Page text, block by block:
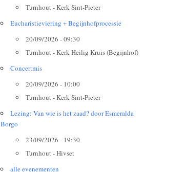
Turnhout - Kerk Sint-Pieter
Eucharistieviering + Begijnhofprocessie
20/09/2026 - 09:30
Turnhout - Kerk Heilig Kruis (Begijnhof)
Concertmis
20/09/2026 - 10:00
Turnhout - Kerk Sint-Pieter
Lezing: Van wie is het zaad? door Esmeralda
Borgo
23/09/2026 - 19:30
Turnhout - Hivset
alle evenementen